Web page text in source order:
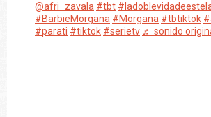
@afri_zavala #tbt
#BarbieMorgana #Morgana #tbtiktok
#parati #tiktok #serietv ♬ sonido